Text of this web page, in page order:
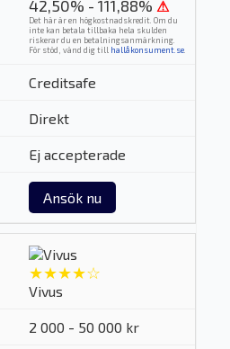
42,50% - 111,88% ⚠
Det här är en högkostnadskredit. Om du
inte kan betala tillbaka hela skulden
riskerar du en betalningsanmärkning.
För stöd, vänd dig till hallåkonsument.se.
Creditsafe
Direkt
Ej accepterade
Ansök nu
★★★★☆
Vivus
2 000 - 50 000 kr